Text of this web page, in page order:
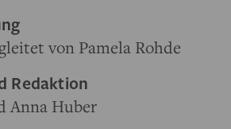
von Pamela Rohde
Redaktion
Anna Huber